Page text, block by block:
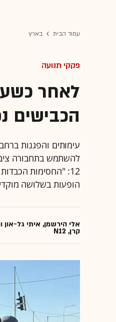
עמוד הבית בארץ
פקקי תנועה
לאחר
הכבישים
עימותים והפגנות
להשתמש בתחבורה
12: "החסימות
הופעות בשלושה מוקדים
אלי הירשמן, איתי גל-און
קרן, N12